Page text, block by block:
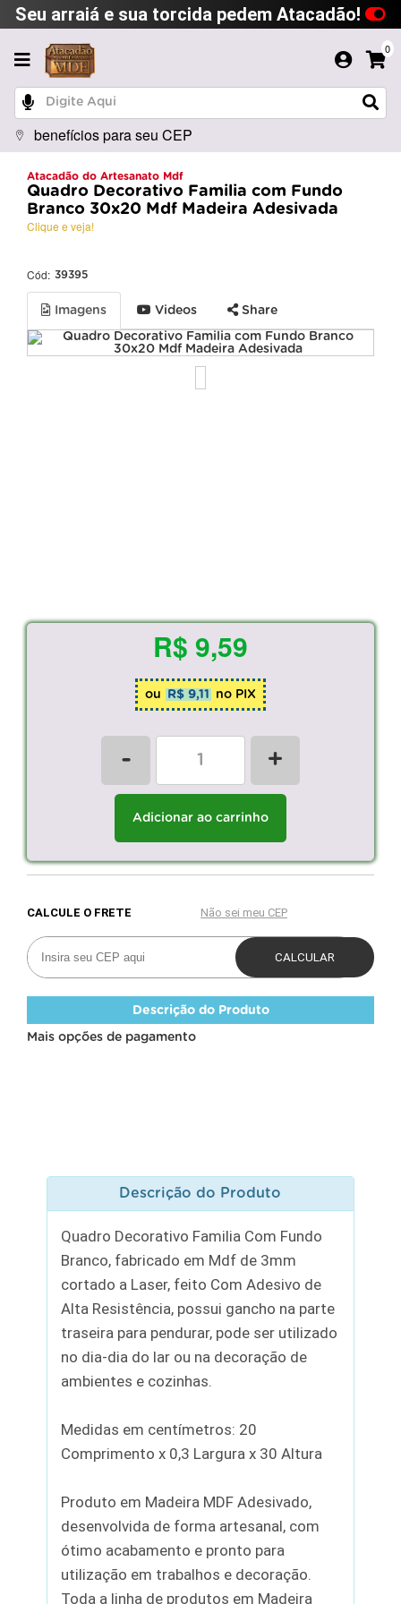
Seu arraiá e sua torcida pedem Atacadão!
0
benefícios para seu CEP
Atacadão do Artesanato Mdf
Quadro Decorativo Familia com Fundo
Branco 30x20 Mdf Madeira Adesivada
Clique e veja!
Cód: 39395
Imagens Videos Share
R$ 9,59
ou R$ 9,11 no PIX
- +
Adicionar ao carrinho
Descrição do Produto
Mais opções de pagamento
Descrição do Produto
Quadro Decorativo Familia Com Fundo
Branco, fabricado em Mdf de 3mm
cortado a Laser, feito Com Adesivo de
Alta Resistência, possui gancho na parte
traseira para pendurar, pode ser utilizado
no dia-dia do lar ou na decoração de
ambientes e cozinhas.
Medidas em centímetros: 20
Comprimento x 0,3 Largura x 30 Altura
Produto em Madeira MDF Adesivado,
desenvolvida de forma artesanal, com
ótimo acabamento e pronto para
utilização em trabalhos e decoração.
Toda a linha de produtos em Madeira